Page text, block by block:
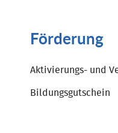
Förderung
Aktivierungs- und
Bildungsgutschein